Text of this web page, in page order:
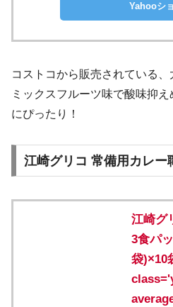
Yahooシ
コストコから販売されている、
ミックスフルーツ味で酸味抑
にぴったり！
江崎グリコ 常備用カレー
江崎グ
3食パ
袋)×10